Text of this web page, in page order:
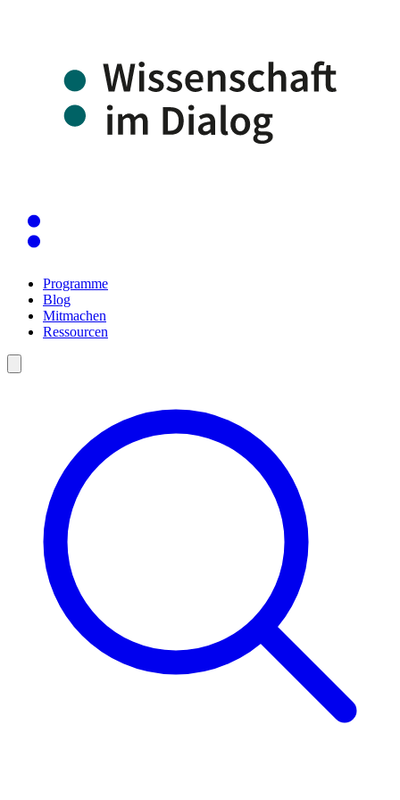
Programme
Blog
Mitmachen
Ressourcen